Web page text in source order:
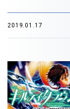
2019.01.17